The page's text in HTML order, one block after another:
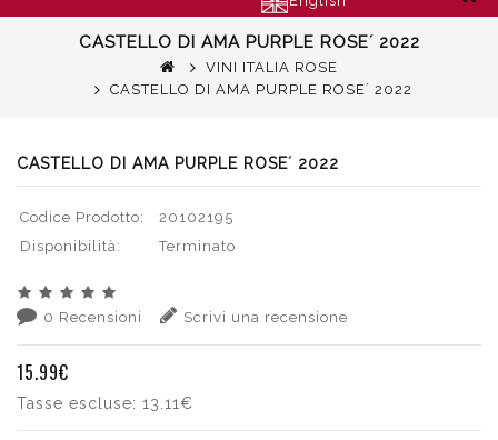
CASTELLO DI AMA PURPLE ROSE´ 2022
VINI ITALIA ROSE
CASTELLO DI AMA PURPLE ROSE´ 2022
CASTELLO DI AMA PURPLE ROSE´ 2022
Codice Prodotto:
20102195
Disponibilità:
Terminato
0 Recensioni Scrivi una recensione
15.99€
Tasse escluse: 13.11€